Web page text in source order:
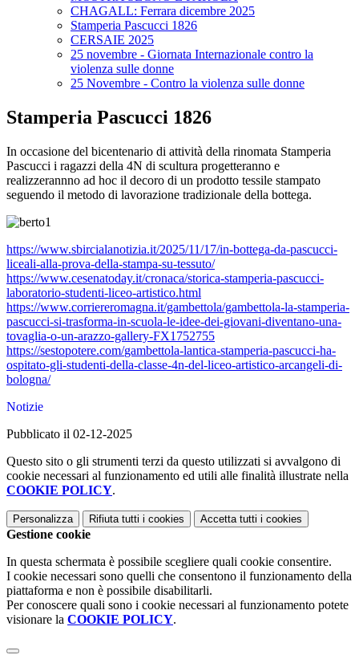
CHAGALL: Ferrara dicembre 2025
Stamperia Pascucci 1826
CERSAIE 2025
25 novembre - Giornata Internazionale contro la
violenza sulle donne
25 Novembre - Contro la violenza sulle donne
Stamperia Pascucci 1826
In occasione del bicentenario di attività della rinomata Stamperia
Pascucci i ragazzi della 4N di scultura progetteranno e
realizzerannno ad hoc il decoro di un prodotto tessile stampato
seguendo il metodo di lavorazione tradizionale della bottega.
https://www.sbircialanotizia.it/2025/11/17/in-bottega-da-pascucci-
liceali-alla-prova-della-stampa-su-tessuto/
https://www.cesenatoday.it/cronaca/storica-stamperia-pascucci-
laboratorio-studenti-liceo-artistico.html
https://www.corriereromagna.it/gambettola/gambettola-la-stamperia-
pascucci-si-trasforma-in-scuola-le-idee-dei-giovani-diventano-una-
tovaglia-o-un-arazzo-gallery-FX1752755
https://sestopotere.com/gambettola-lantica-stamperia-pascucci-ha-
ospitato-gli-studenti-della-classe-4n-del-liceo-artistico-arcangeli-di-
bologna/
Notizie
Pubblicato il 02-12-2025
Questo sito o gli strumenti terzi da questo utilizzati si avvalgono di
cookie necessari al funzionamento ed utili alle finalità illustrate nella
COOKIE POLICY.
Personalizza Rifiuta tutti i cookies Accetta tutti i cookies
Gestione cookie
In questa schermata è possibile scegliere quali cookie consentire.
I cookie necessari sono quelli che consentono il funzionamento della
piattaforma e non è possibile disabilitarli.
Per conoscere quali sono i cookie necessari al funzionamento potete
visionare la COOKIE POLICY.